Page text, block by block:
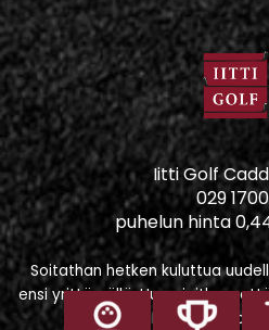
Iitti Golf
029
puhelun hinta
Soitathan hetken kuluttua
ensi yrittämällä. Huomioithan,
vaikeampi